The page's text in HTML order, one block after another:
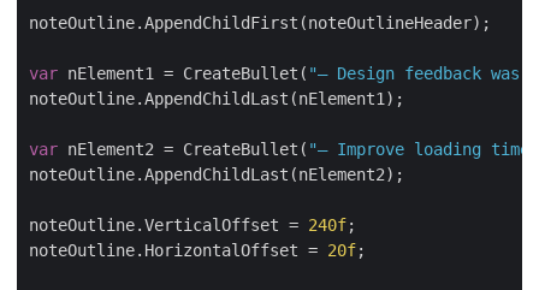
noteOutline.AppendChildFirst(noteOutlineHeader);
var nElement1 = CreateBullet( "– Design feedback
noteOutline.AppendChildLast(nElement1);
var nElement2 = CreateBullet( "– Improve loading
noteOutline.AppendChildLast(nElement2);
noteOutline.VerticalOffset = 240f;
noteOutline.HorizontalOffset = 20f;